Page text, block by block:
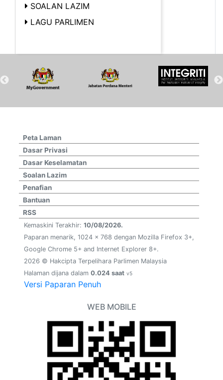
SOALAN LAZIM
LAGU PARLIMEN
Peta Laman
Dasar Privasi
Dasar Keselamatan
Soalan Lazim
Penafian
Bantuan
RSS
Kemaskini Terakhir: 10/08/2026.
Paparan menarik, 1024 x 768 dengan Mozilla Firefox 3+,
Google Chrome 5+ and Internet Explorer 8+.
2026 © Hakcipta Terpelihara Parlimen Malaysia
Halaman dijana dalam 0.024 saat v5
Versi Paparan Penuh
WEB MOBILE